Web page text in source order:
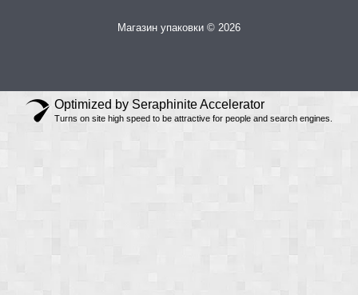
Магазин упаковки © 2026
Optimized by Seraphinite Accelerator
Turns on site high speed to be attractive for people and search engines.